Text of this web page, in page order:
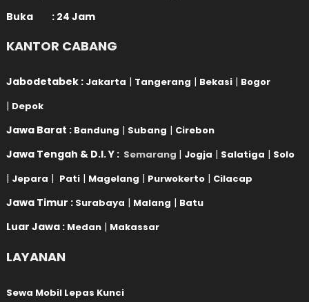
Buka : 24 Jam
KANTOR CABANG
Jabodetabek : Jakarta | Tangerang | Bekasi | Bogor
| Depok
Jawa Barat : Bandung | Subang | Cirebon
Jawa Tengah & D.I. Y : Semarang | Jogja | Salatiga | Solo
| Jepara | Pati | Magelang | Purwokerto | Cilacap
Jawa Timur : Surabaya | Malang | Batu
Luar Jawa : Medan | Makassar
LAYANAN
Sewa Mobil Lepas Kunci